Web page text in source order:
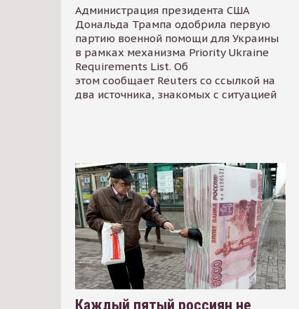
Администрация президента США
Дональда Трампа одобрила первую
партию военной помощи для Украины
в рамках механизма Priority Ukraine
Requirements List. Об
этом сообщает Reuters со ссылкой на
два источника, знакомых с ситуацией
Каждый пятый россиян не